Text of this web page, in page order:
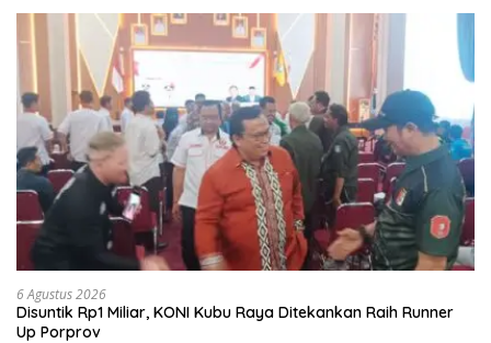
6 Agustus 2026
Disuntik Rp1 Miliar, KONI Kubu Raya Ditekankan Raih Runner
Up Porprov